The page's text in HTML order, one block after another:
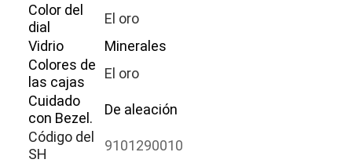
Inicio
Color del
dial
El oro
Vidrio
Minerales
Colores de
las cajas
El oro
Cuidado
con Bezel.
De aleación
Código del
SH
9101290010